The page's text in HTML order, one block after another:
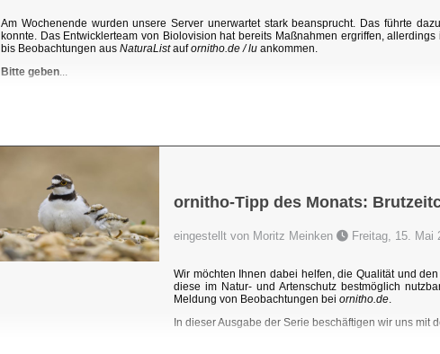
Am Wochenende wurden unsere Server unerwartet stark beansprucht. Das führte
konnte. Das Entwicklerteam von Biolovision hat bereits Maßnahmen ergriffen,
bis Beobachtungen aus NaturaListaufornitho.de / lu ankommen.
Bitte geben...
ornitho-Tipp des Monats:
eingestellt von Moritz Meinken Freitag, 15. Mai
Wir möchten Ihnen dabei helfen, die Qualität und
diese im Natur- und Artenschutz bestmöglich
Meldung von Beobachtungen bei ornitho.de.
In dieser Ausgabe der Serie beschäftigen wir uns mit